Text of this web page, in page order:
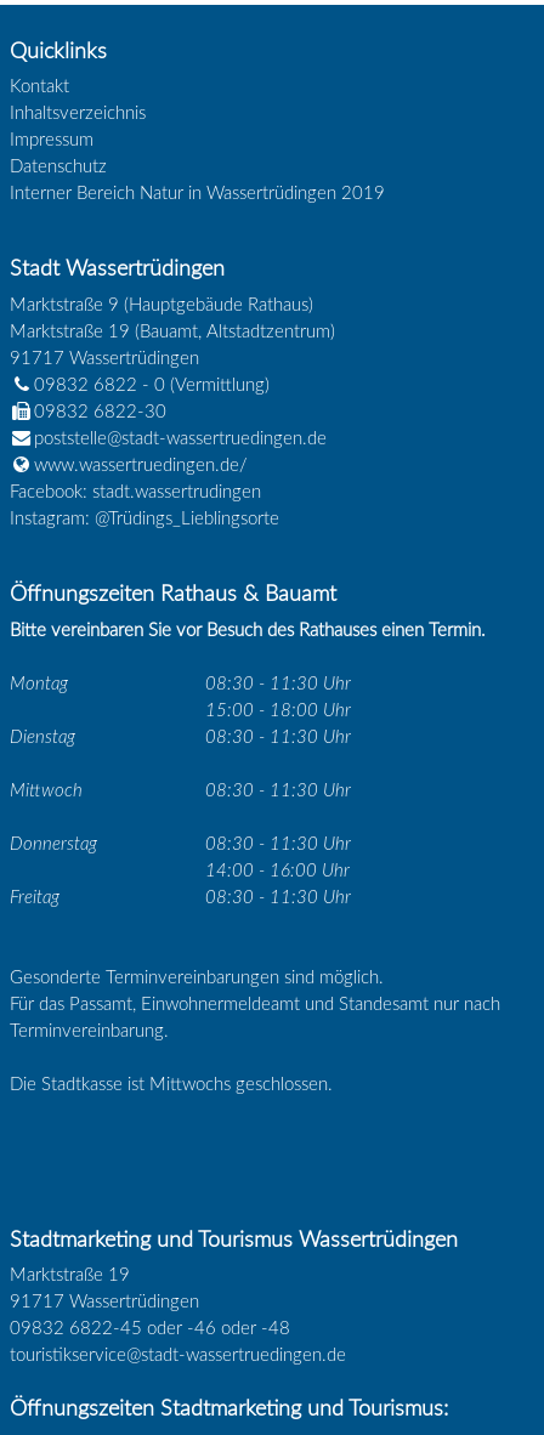
Quicklinks
Kontakt
Inhaltsverzeichnis
Impressum
Datenschutz
Interner Bereich Natur in Wassertrüdingen 2019
Stadt Wassertrüdingen
Marktstraße 9 (Hauptgebäude Rathaus)
Marktstraße 19 (Bauamt, Altstadtzentrum)
91717 Wassertrüdingen
09832 6822 - 0(Vermittlung)
09832 6822-30
poststelle@stadt-wassertruedingen.de
www.wassertruedingen.de/
Facebook: stadt.wassertrudingen
Instagram: @Trüdings_Lieblingsorte
Öffnungszeiten Rathaus & Bauamt
Bitte vereinbaren Sie vor Besuch des Rathauses einen Termin.
Montag
08:30 - 11:30 Uhr
15:00 - 18:00 Uhr
Dienstag
08:30 - 11:30 Uhr
Mittwoch 08:30 - 11:30 Uhr
Donnerstag
08:30 - 11:30 Uhr
14:00 - 16:00 Uhr
Freitag
08:30 - 11:30 Uhr
Gesonderte Terminvereinbarungen sind möglich.
Für das Passamt, Einwohnermeldeamt und Standesamt nur nach
Terminvereinbarung.
Die Stadtkasse ist Mittwochs geschlossen.
Stadtmarketing und Tourismus Wassertrüdingen
Marktstraße 19
91717 Wassertrüdingen
09832 6822-45 oder -46 oder -48
touristikservice@stadt-wassertruedingen.de
Öffnungszeiten Stadtmarketing und Tourismus: